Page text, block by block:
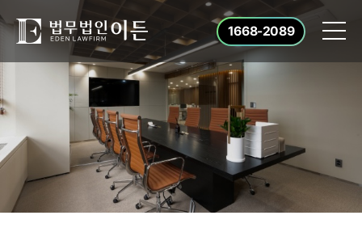
1668-2089